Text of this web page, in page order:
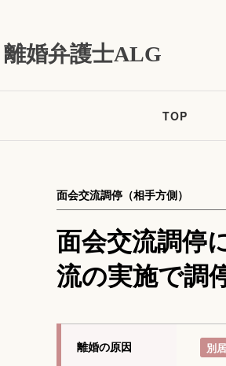
離婚弁護士ALG
TOP
面会交流調停
流の実施で調
面会交流調停（相手方側）
離婚の原因 別居